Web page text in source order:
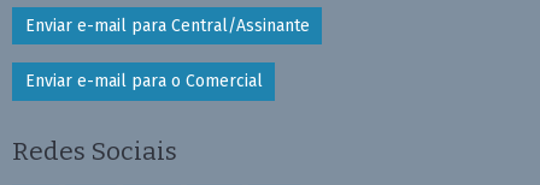
Enviar e-mail para Central/Assinante
Enviar e-mail para o Comercial
Redes Sociais